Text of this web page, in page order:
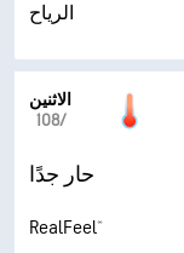
الرياح
الاثنين
10‏/‏8
حار جدًا
RealFeel®